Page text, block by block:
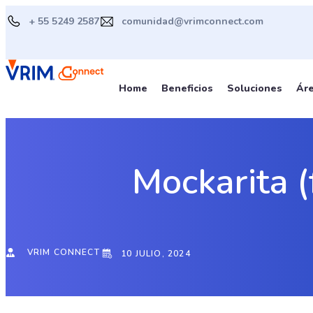
al
+ 55 5249 2587 comunidad@vrimconnect.com
Home Beneficios Soluciones
Mockarita
VRIM CONNECT 10 JULIO, 2024